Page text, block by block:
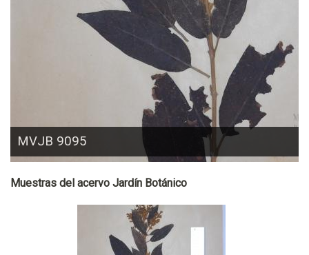
MVJB 9095
Muestras del acervo Jardín Botánico